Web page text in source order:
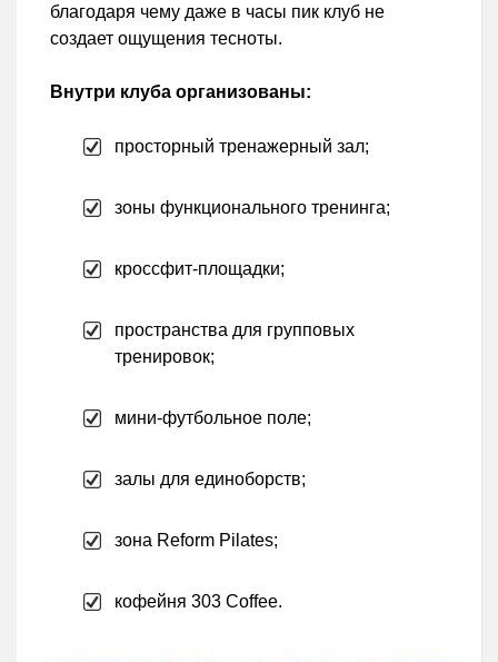
благодаря чему даже в часы пик клуб не
создает ощущения тесноты.
Внутри клуба организованы:
просторный тренажерный зал;
зоны функционального тренинга;
кроссфит-площадки;
пространства для групповых
тренировок;
мини-футбольное поле;
залы для единоборств;
зона Reform Pilates;
кофейня 303 Coffee.